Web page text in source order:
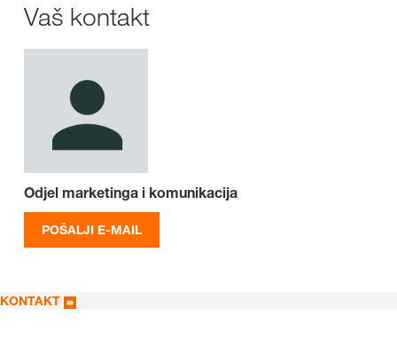
Vaš kontakt
Odjel marketinga i komunikacija
POŠALJI E-MAIL
KONTAKT